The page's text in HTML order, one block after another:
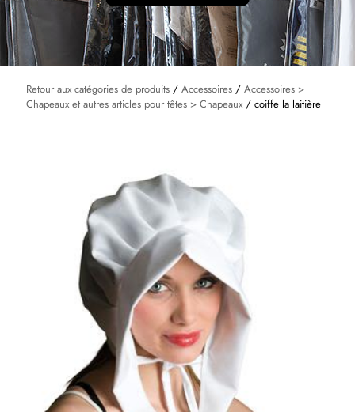
Retour aux catégories de produits / Accessoires / Accessoires >
Chapeaux et autres articles pour têtes > Chapeaux / coiffe la laitière